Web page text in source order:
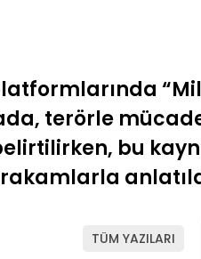
terörle
bu
TÜM YAZILARI